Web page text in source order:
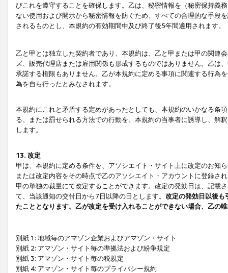
びこれを遵守することを確保します。乙は、秘密情報を（秘密保持義
ない使用および開示から秘密情報を防ぐため、すべての合理的な手段
されるものとし、本規約の有効期間中及び終了後5年間適用されます。
乙と甲とは独立した契約者であり、本規約は、乙と甲または甲の関連
ズ、販売代理店または雇用関係も形成するものではありません。乙は
承諾する権限もありません。乙が本規約に定める事項に関連する行為
為を自ら行ったとみなされます。
本規約にこれと矛盾する定めがあったとしても、本規約のいかなる条
る、または罰せられる方法での行動を、本規約の当事者に誘導し、解
します。
13. 改定
甲は、本規約に定める条件を、アソシエイト・サイト上に改定のお知
または改定内容をその時点で乙のアソシエイト・アカウントに登録さ
甲の単独の裁量にて改定することができます。改定の発効日は、記載
て、当該通知の交付日から7日以降の日とします。 改定の発効日以後も
たこととなります。乙が改定を受け入れることができない場合、乙の
別紙 1: 地域毎のアマゾン企業およびアマゾン・サイト
別紙 2: アマゾン・サイト毎の準拠法および紛争規定
別紙 3: アマゾン・サイト毎の税規定
別紙 4: アマゾン・サイト毎のプライバシー規約